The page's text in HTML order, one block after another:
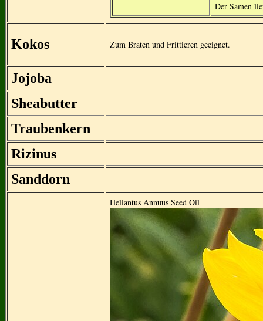
Der Samen
Kokos Zum Braten und Frittieren geeignet.
Jojoba
Sheabutter
Traubenkern
Rizinus
Sanddorn
Heliantus Annuus Seed Oil